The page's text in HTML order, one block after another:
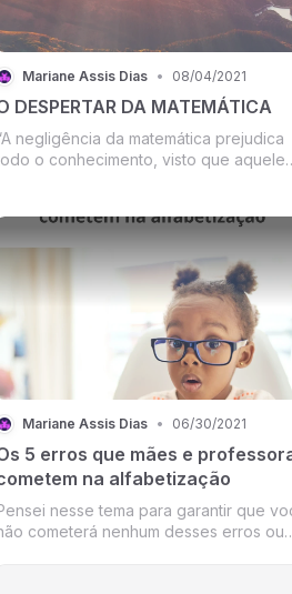
Mariane Assis Dias • 08/04/2021
DESPERTAR DA MATEMÁTICA
negligência da matemática prejudica
o conhecimento, visto que aquele
aqueles que são assim ignorantes,
são incapazes de perceber sua própria
Mariane Assis Dias • 06/30/2021
5 erros que mães e
na alfabetização
nesse tema para garantir que
cometerá nenhum desses erros ou
aqui e superou alguns erros, assim